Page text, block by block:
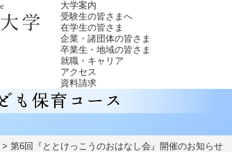
大学案内
受験生の皆さまへ
在学生の皆さま
企業・諸団体の皆さま
卒業生・地域の皆さま
就職・キャリア
アクセス
資料請求
第6回『ととけっこうのおはなし会』開催のお知らせ